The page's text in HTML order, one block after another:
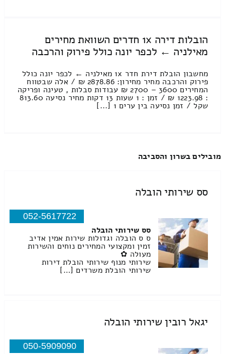
הובלות דירה 1x חדרים השוואת מחירים
מאילניה ← לכפר יונה כולל פירוק והרכבה
מחשבון הובלת דירת חדר 1x מאילניה ← לכפר יונה כולל
פירוק והרכבה מחיר מחירון: 2878.86 ₪ / אלה שבטווח
המחירים 3600 – 2700 ₪ עבודות סבלות , טעינה ופריקה
: 1223.98 ₪ / זמן : 1 שעות 13 דקות מחיר נסיעה 813.60
שקל / זמן נסיעה בין ערים 1 [...]
מובילים בשרון והסביבה
סס שירותי הובלה
052-5617722
סס שירותי הובלה
ס ס הובלה וגדולות שירות אמין אדיב
זמין ומקצועי המחירים נוחים והשירות
מעולה ✿
שירותי מנוף שירותי הובלת דירות
שירותי הובלת משרדים […]
יגאל רובין שירותי הובלה
050-5909090